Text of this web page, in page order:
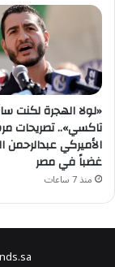
«لولا الهجرة لكنت
تاكسي».. تصريحات
الأميركي
غضباً في مصر
منذ 7 ساعات